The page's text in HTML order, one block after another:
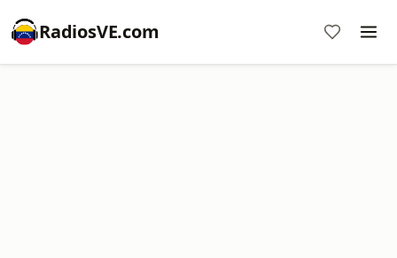
RadiosVE.com